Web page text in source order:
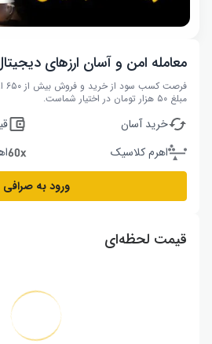
معامله امن و آسان ارزهای
مبلغ ۵۰ هزار تومان در اختیار شماست.
خرید آسان
اهرم کلاسیک
ورود به صرافی
قیمت لحظه‌ای